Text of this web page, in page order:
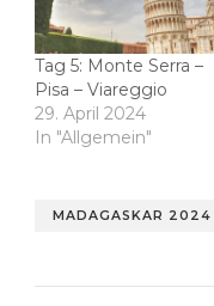
Tag 5: Monte Serra –
Pisa – Viareggio
29. April 2024
In "Allgemein"
MADAGASKAR 2024